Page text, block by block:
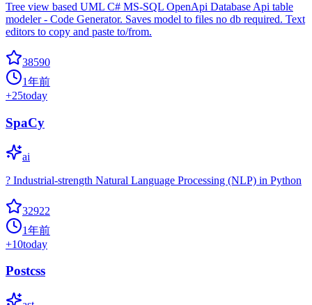
Tree view based UML C# MS-SQL OpenApi Database Api table
modeler - Code Generator. Saves model to files no db required. Text
editors to copy and paste to/from.
38590
1年前
+25today
SpaCy
ai
? Industrial-strength Natural Language Processing (NLP) in Python
32922
1年前
+10today
Postcss